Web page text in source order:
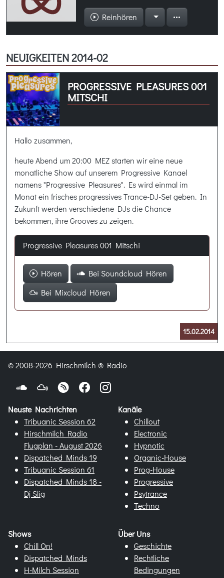
Reinhören
NEUIGKEITEN 2014-02
PROGRESSIVE PLEASURES 001
MITSCHI
Hallo zusammen,
heute Abend um 20:00 MEZ starten wir eine neue
monatliche Show auf unserem Progressive Kanael
namens "Progressive Pleasures". Es wird einmal im
Monat ein frisches progressives Trance-DJ-Set geben. In
Zukunft werden verschiedene DJs die Chance
bekommen, ihre Grooves zu zeigen.
Progressive Pleasures 001 Mitschi
Hören
Bei Soundcloud Hören
Bei Mixcloud Hören
15.02.2014
© 2008-2026 Hirschmilch ® Radio
Neuste Nachrichten
Tribuanic Session 62
Hirschmilch Radio
Flugplan - August 2026
Dispatched Minds 19
Tribuanic Session 61
Dispatched Minds 18 -
Dj Slig
Kanäle
Chillout
Electronic
Hypnotic
Organic-House
Prog-House
Progressive
Psytrance
Techno
Shows
Chill On!
Dispatched Minds
H-Milch Session
Über Uns
Geschichte
Rechtliche
Bedingungen